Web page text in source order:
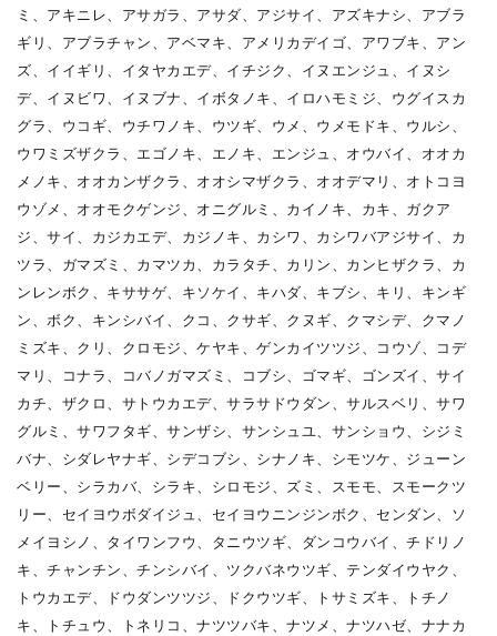
ミ、アキニレ、アサガラ、アサダ、アジサイ、アズキナシ、アブラ
ギリ、アブラチャン、アベマキ、アメリカデイゴ、アワブキ、アン
ズ、イイギリ、イタヤカエデ、イチジク、イヌエンジュ、イヌシ
デ、イヌビワ、イヌブナ、イボタノキ、イロハモミジ、ウグイスカ
グラ、ウコギ、ウチワノキ、ウツギ、ウメ、ウメモドキ、ウルシ、
ウワミズザクラ、エゴノキ、エノキ、エンジュ、オウバイ、オオカ
メノキ、オオカンザクラ、オオシマザクラ、オオデマリ、オトコヨ
ウゾメ、オオモクゲンジ、オニグルミ、カイノキ、カキ、ガクア
ジ、サイ、カジカエデ、カジノキ、カシワ、カシワバアジサイ、カ
ツラ、ガマズミ、カマツカ、カラタチ、カリン、カンヒザクラ、カ
ンレンボク、キササゲ、キソケイ、キハダ、キブシ、キリ、キンギ
ン、ボク、キンシバイ、クコ、クサギ、クヌギ、クマシデ、クマノ
ミズキ、クリ、クロモジ、ケヤキ、ゲンカイツツジ、コウゾ、コデ
マリ、コナラ、コバノガマズミ、コブシ、ゴマギ、ゴンズイ、サイ
カチ、ザクロ、サトウカエデ、サラサドウダン、サルスベリ、サワ
グルミ、サワフタギ、サンザシ、サンシュユ、サンショウ、シジミ
バナ、シダレヤナギ、シデコブシ、シナノキ、シモツケ、ジューン
ベリー、シラカバ、シラキ、シロモジ、ズミ、スモモ、スモークツ
リー、セイヨウボダイジュ、セイヨウニンジンボク、センダン、ソ
メイヨシノ、タイワンフウ、タニウツギ、ダンコウバイ、チドリノ
キ、チャンチン、チンシバイ、ツクバネウツギ、テンダイウヤク、
トウカエデ、ドウダンツツジ、ドクウツギ、トサミズキ、トチノ
キ、トチュウ、トネリコ、ナツツバキ、ナツメ、ナツハゼ、ナナカ